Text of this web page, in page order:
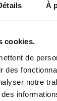
À
cookies.
de
des
notre
Offer You
Van Belleghem
souple